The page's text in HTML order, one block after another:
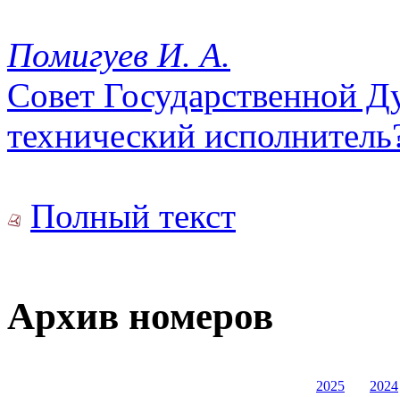
Помигуев И. А.
Совет Государственной
технический
Полный текст
Архив номеров
2025
2024